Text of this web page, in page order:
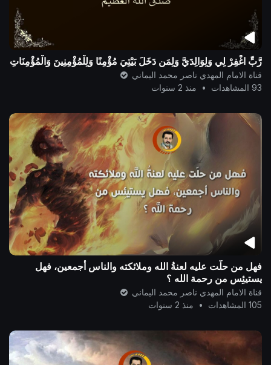
رَّبِّ اغْفِرْ لِي وَلِوَالِدَيَّ وَلِمَن دَخَلَ بَيْتِيَ مُؤْمِنًا وَلِلْمُؤْمِنِينَ وَالْمُؤْمِنَاتِ
قناة الامام المهدي ناصر محمد اليماني
93 المشاهدات
• منذ 2 سنوات
فهل من حلَّت عليه لعنةُ الله وملائكته والناس أجمعين، فهل
يستيئِس من رحمة الله ؟
قناة الامام المهدي ناصر محمد اليماني
105 المشاهدات
• منذ 2 سنوات